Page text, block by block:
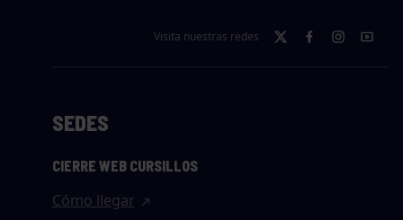
Visita nuestras redes
SEDES
CIERRE WEB CURSILLOS
Cómo llegar